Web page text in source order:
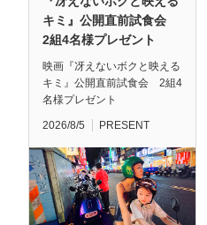
キミ』公開直前試食会
2組4名様プレゼント
映画『冴えないボクと映える
キミ』公開直前試食会 2組4
名様プレゼント
2026/8/5 PRESENT